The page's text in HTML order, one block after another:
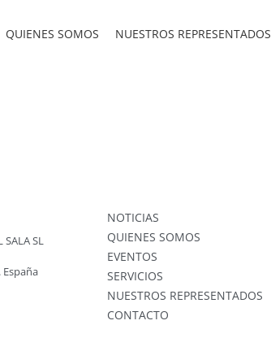
QUIENES SOMOS NUESTROS REPRESENTADOS
SALA SL
NOTICIAS
QUIENES SOMOS
EVENTOS
SERVICIOS
NUESTROS REPRESENTADOS
CONTACTO